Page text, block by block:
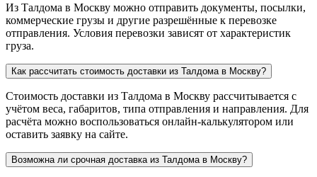
Из Талдома в Москву можно отправить документы, посылки,
коммерческие грузы и другие разрешённые к перевозке
отправления. Условия перевозки зависят от характеристик
груза.
Как рассчитать стоимость доставки из Талдома в Москву?
Стоимость доставки из Талдома в Москву рассчитывается с
учётом веса, габаритов, типа отправления и направления. Для
расчёта можно воспользоваться онлайн-калькулятором или
оставить заявку на сайте.
Возможна ли срочная доставка из Талдома в Москву?